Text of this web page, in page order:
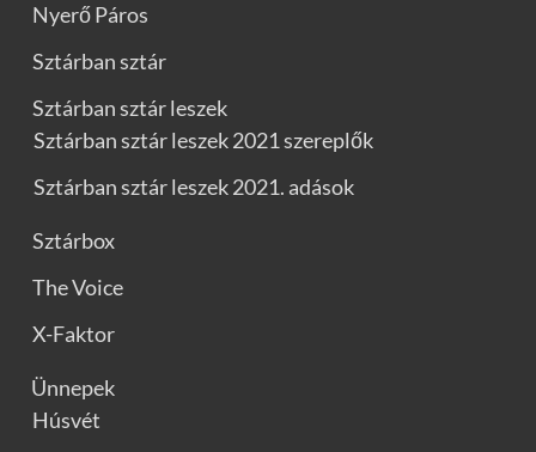
Nyerő Páros
Sztárban sztár
Sztárban sztár leszek
Sztárban sztár leszek 2021 szereplők
Sztárban sztár leszek 2021. adások
Sztárbox
The Voice
X-Faktor
Ünnepek
Húsvét